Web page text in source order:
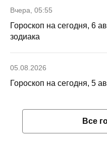
Вчера, 05:55
Гороскоп на сегодня, 6
зодиака
05.08.2026
Гороскоп на сегодня, 5
Все